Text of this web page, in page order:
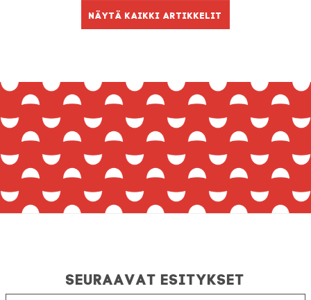
Näytä kaikki artikkelit
Seuraavat esitykset